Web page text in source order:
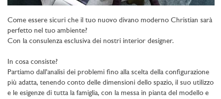
Come essere sicuri che il tuo nuovo divano moderno Christian sarà
perfetto nel tuo ambiente?
Con la consulenza esclusiva dei nostri interior designer.
In cosa consiste?
Partiamo dall’analisi dei problemi fino alla scelta della configurazione
più adatta, tenendo conto delle dimensioni dello spazio, il suo utilizzo
e le esigenze di tutta la famiglia, con la messa in pianta del modello e